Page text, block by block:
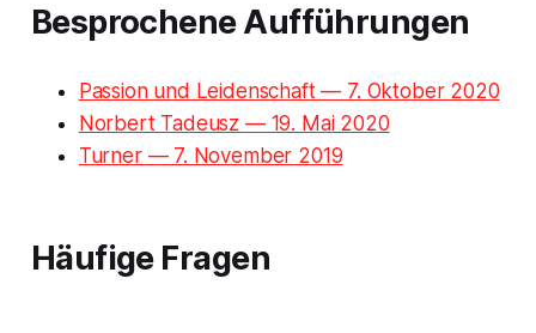
Besprochene Aufführungen
Passion und Leidenschaft — 7. Oktober 2020
Norbert Tadeusz — 19. Mai 2020
Turner — 7. November 2019
Häufige Fragen